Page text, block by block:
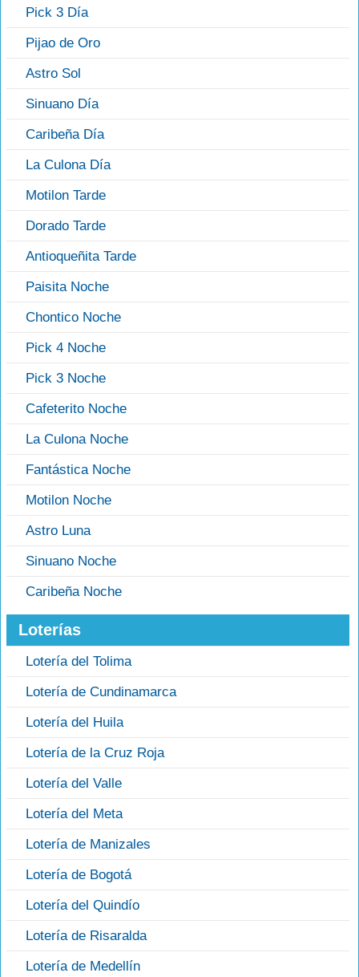
Pick 3 Día
Pijao de Oro
Astro Sol
Sinuano Día
Caribeña Día
La Culona Día
Motilon Tarde
Dorado Tarde
Antioqueñita Tarde
Paisita Noche
Chontico Noche
Pick 4 Noche
Pick 3 Noche
Cafeterito Noche
La Culona Noche
Fantástica Noche
Motilon Noche
Astro Luna
Sinuano Noche
Caribeña Noche
Loterías
Lotería del Tolima
Lotería de Cundinamarca
Lotería del Huila
Lotería de la Cruz Roja
Lotería del Valle
Lotería del Meta
Lotería de Manizales
Lotería de Bogotá
Lotería del Quindío
Lotería de Risaralda
Lotería de Medellín